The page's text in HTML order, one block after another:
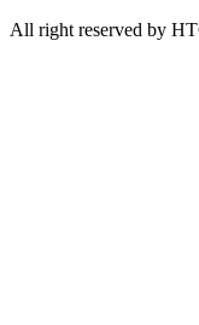
All right reserved by